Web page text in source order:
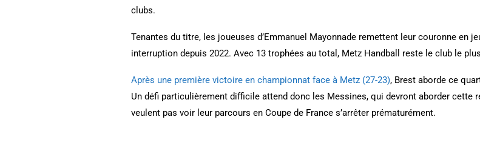
clubs.
Tenantes du titre, les joueuses d’Emmanuel Mayonnade remettent leur couronne en
interruption depuis 2022. Avec 13 trophées au total, Metz Handball reste le club le
Après une première victoire en championnat face à Metz (27-23), Brest aborde ce
Un défi particulièrement difficile attend donc les Messines, qui devront aborder cette
veulent pas voir leur parcours en Coupe de France s’arrêter prématurément.